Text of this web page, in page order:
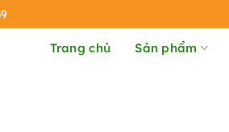
Trang chủ Sản phẩm